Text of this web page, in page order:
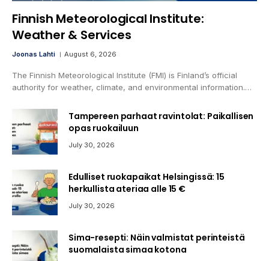
Finnish Meteorological Institute:
Weather & Services
Joonas Lahti August 6, 2026
The Finnish Meteorological Institute (FMI) is Finland’s official
authority for weather, climate, and environmental information.…
Tampereen parhaat ravintolat: Paikallisen
opas ruokailuun
July 30, 2026
Edulliset ruokapaikat Helsingissä: 15
herkullista ateriaa alle 15 €
July 30, 2026
Sima-resepti: Näin valmistat perinteistä
suomalaista simaa kotona